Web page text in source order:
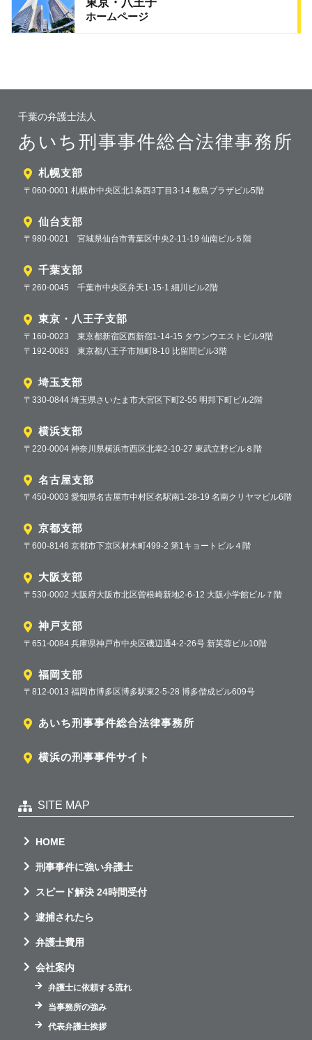
ホームページ
千葉の弁護士法人
あいち刑事事件総合法律事務所
札幌支部
〒060-0001 札幌市中央区北1条西3丁目3-14 敷島プラザビル5階
仙台支部
〒980-0021 宮城県仙台市青葉区中央2-11-19 仙南ビル５階
千葉支部
〒260-0045 千葉市中央区弁天1-15-1 細川ビル2階
東京・八王子支部
〒160-0023 東京都新宿区西新宿1-14-15 タウンウエストビル9階
〒192-0083 東京都八王子市旭町8-10 比留間ビル3階
埼玉支部
〒330-0844 埼玉県さいたま市大宮区下町2-55 明邦下町ビル2階
横浜支部
〒220-0004 神奈川県横浜市西区北幸2-10-27 東武立野ビル８階
名古屋支部
〒450-0003 愛知県名古屋市中村区名駅南1-28-19 名南クリヤマビル6階
京都支部
〒600-8146 京都市下京区材木町499-2 第1キョートビル４階
大阪支部
〒530-0002 大阪府大阪市北区曽根崎新地2-6-12 大阪小学館ビル７階
神戸支部
〒651-0084 兵庫県神戸市中央区磯辺通4-2-26号 新芙蓉ビル10階
福岡支部
〒812-0013 福岡市博多区博多駅東2-5-28 博多偕成ビル609号
あいち刑事事件総合法律事務所
横浜の刑事事件サイト
SITE MAP
HOME
刑事事件に強い弁護士
スピード解決 24時間受付
逮捕されたら
弁護士費用
会社案内
弁護士に依頼する流れ
当事務所の強み
代表弁護士挨拶